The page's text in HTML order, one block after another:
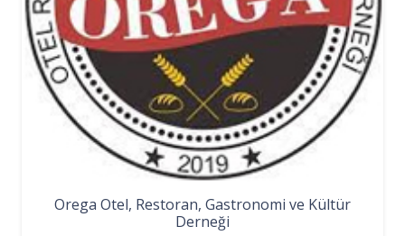
Orega Otel, Restoran, Gastronomi ve Kültür
Derneği